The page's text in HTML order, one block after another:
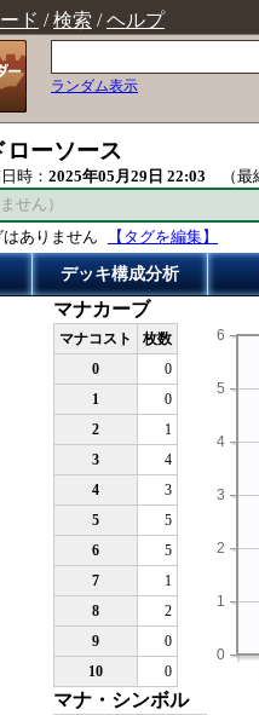
ド /検索 /ヘルプ
ランダム表示
ローソース
時： 2025年05月29日 22:03 （最
せん）
ありません
【タグを編集】
デッキ構成分析
マナカーブ
マナコスト
枚数
0
0
1
0
2
1
3
4
4
3
5
5
6
5
7
1
8
2
9
0
10
0
0
1
2
3
4
5
6
マナ・シンボル